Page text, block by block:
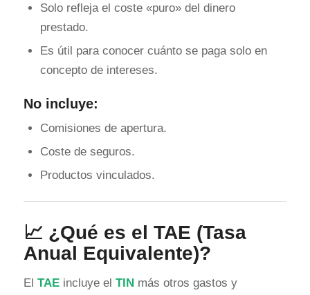
Solo refleja el coste «puro» del dinero
prestado.
Es útil para conocer cuánto se paga solo en
concepto de intereses.
No incluye:
Comisiones de apertura.
Coste de seguros.
Productos vinculados.
📈 ¿Qué es el TAE (Tasa
Anual Equivalente)?
El TAEincluye el TINmás otros gastos y